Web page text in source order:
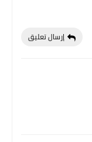
إرسال تعليق